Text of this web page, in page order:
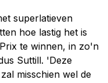
superlatieven
hoe lastig het is
te winnen, in zo'n
Suttill. 'Deze
misschien wel de